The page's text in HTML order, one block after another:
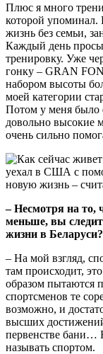
Плюс я много
которой упоминал.
жизнь без семьи,
Каждый день
тренировку. Уже
гонку – GRAN
набором высоты
моей категории
Потом у меня было
довольно высокие
очень сильно
– Несмотря на то,
меньше, вы
жизни в Беларуси?
– На мой взгляд,
там происходит,
образом пытаются
спортсменов те
возможно, и
высших
первенстве бани…
называть спортом.